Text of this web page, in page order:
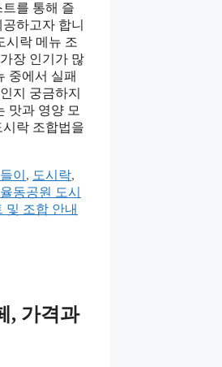
를 통해 즐
하고자 합니
시락 메뉴 조
장 인기가 많
중에서 실패
지 궁금하지
맛과 영양 모
락 조합법을
이 , 도시락,
율동공원 도시
및 조합 안내
, 가격과